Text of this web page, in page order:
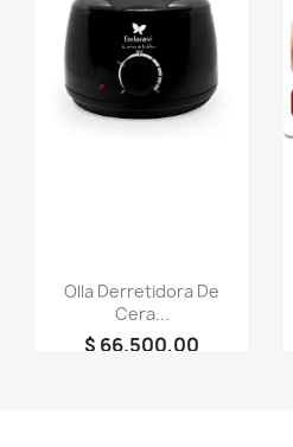
Olla Derretidora De
Cera...
$ 66.500,00
favorite_border